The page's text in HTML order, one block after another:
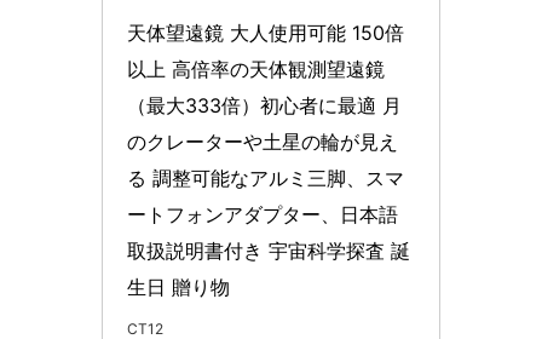
天体望遠鏡 大人使用可能 150倍
以上 高倍率の天体観測望遠鏡
（最大333倍）初心者に最適 月
のクレーターや土星の輪が見え
る 調整可能なアルミ三脚、スマ
ートフォンアダプター、日本語
取扱説明書付き 宇宙科学探査 誕
生日 贈り物
CT12